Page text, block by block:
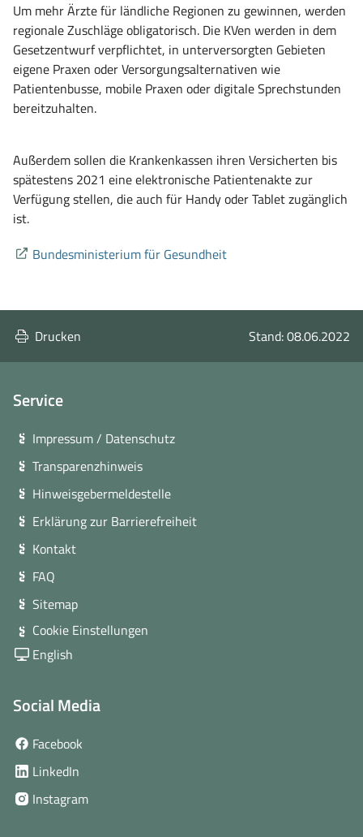
Um mehr Ärzte für ländliche Regionen zu gewinnen, werden
regionale Zuschläge obligatorisch. Die KVen werden in dem
Gesetzentwurf verpflichtet, in unterversorgten Gebieten
eigene Praxen oder Versorgungsalternativen wie
Patientenbusse, mobile Praxen oder digitale Sprechstunden
bereitzuhalten.
Außerdem sollen die Krankenkassen ihren Versicherten bis
spätestens 2021 eine elektronische Patientenakte zur
Verfügung stellen, die auch für Handy oder Tablet zugänglich
ist.
Bundesministerium für Gesundheit(öffnet
Fenster)
Drucken
Stand: 08.06.2022
Service
Impressum / Datenschutz
Transparenzhinweis
Hinweisgebermeldestelle
Erklärung zur Barrierefreiheit
Kontakt
FAQ
Sitemap
Cookie Einstellungen
English
Social Media
Facebook
Fenster)
LinkedIn
neuem
Instagram(öffnet